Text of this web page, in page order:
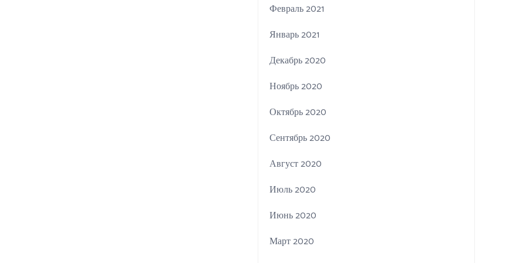
Февраль 2021
Январь 2021
Декабрь 2020
Ноябрь 2020
Октябрь 2020
Сентябрь 2020
Август 2020
Июль 2020
Июнь 2020
Март 2020